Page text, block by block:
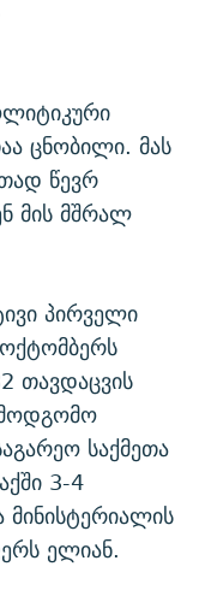
ცნობილი. მას
წევრ
მის მშრალ
პირველი
თავდაცვის
საქმეთა
3-4
მინისტერიალის
ელიან.